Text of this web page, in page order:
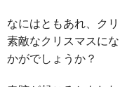
なにはともあれ、ク
素敵なクリスマスに
かがでしょうか？